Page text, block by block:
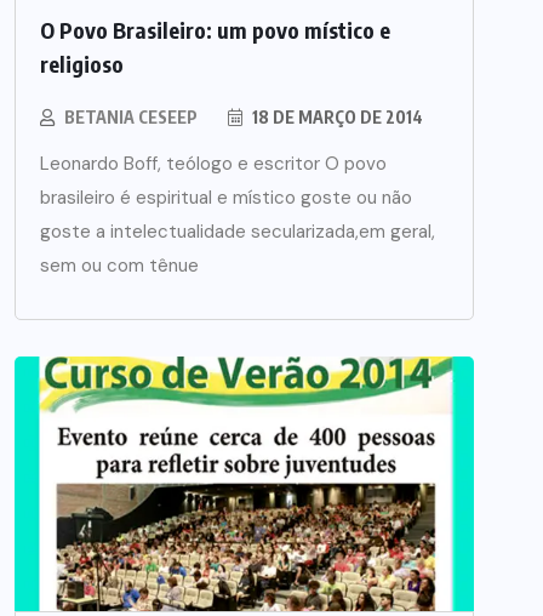
O Povo Brasileiro: um povo místico e
religioso
BETANIA CESEEP 18 DE MARÇO DE 2014
Leonardo Boff, teólogo e escritor O povo
brasileiro é espiritual e místico goste ou não
goste a intelectualidade secularizada,em geral,
sem ou com tênue